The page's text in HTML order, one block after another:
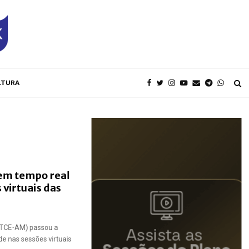
tempo real
virtuais das
AM) passou a
nas sessões virtuais